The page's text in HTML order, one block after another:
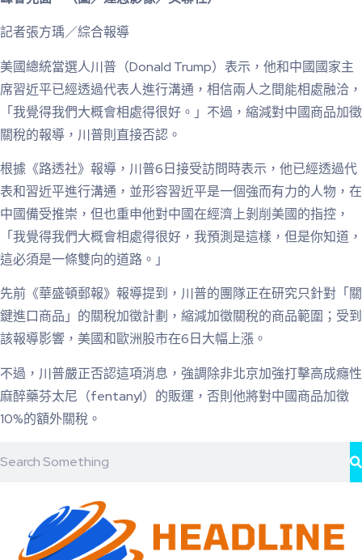
記者張方瑀／綜合報導
美國總統當選人川普（Donald Trump）表示，他和中國國家主
席習近平已經透過代表人進行溝通，相信兩人之間能相處融洽，
「我覺得我們大概會相處得很好。」不過，縮減對中國商品加徵
關稅的報導，川普則直接否認。
根據《路透社》報導，川普6日接受訪問時表示，他已經透過代
表和習近平進行溝通，並形容習近平是一個強而有力的人物，在
中國備受推崇，但也重申他對中國在經濟上剝削美國的指控，
「我覺得我們大概會相處得很好，我預測是這樣，但是你知道，
這必須是一條雙向的道路。」
先前《華盛頓郵報》報導提到，川普的團隊正在研究只針對「關
鍵進口商品」的關稅加徵計劃，縮減加徵關稅的商品範圍；受到
該報導影響，美國和歐洲股市在6日大幅上漲。
不過，川普嚴正否認這項消息，強調除非北京加強打擊高成癮性
麻醉藥芬太尼（fentanyl）的販運，否則他將對中國商品加徵
10%的額外關稅。